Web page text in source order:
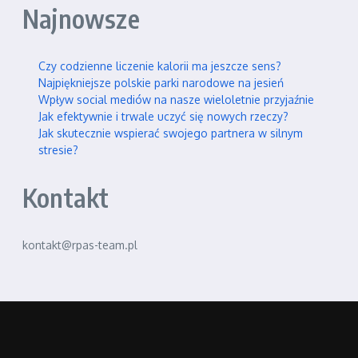
Najnowsze
Czy codzienne liczenie kalorii ma jeszcze sens?
Najpiękniejsze polskie parki narodowe na jesień
Wpływ social mediów na nasze wieloletnie przyjaźnie
Jak efektywnie i trwale uczyć się nowych rzeczy?
Jak skutecznie wspierać swojego partnera w silnym
stresie?
Kontakt
kontakt@rpas-team.pl